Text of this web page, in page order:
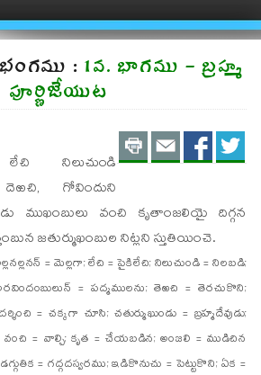
:1వ. భాగము - బ్రహ్మ
పూర్ణిజేయుట
PrintEmail
onon
నిలుచుండి
దెఱచి, గోవిందుని
ముఖంబులు వంచి కృతాంజలియై దిగ్గన
జతుర్ముఖంబుల నిట్లని స్తుతియించె.
= మెల్లగా; లేచి = పైకిలేచి; నిలుచుండి = నిలబడి;
= పద్మములను; తెఱచి = తెరచుకొని;
= చక్కగా చూసి; చతుర్ముఖుండు = బ్రహ్మదేవుడు;
వంచి = వాల్చి; కృత = చేయబడిన; అంజలి = ముడిచిన
= గద్గదస్వరము; ఇడికొనుచు = పెట్టుకొని; ఏక =